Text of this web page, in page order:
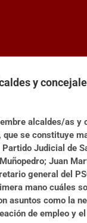
y
alcaldes/as
que se constituye
Judicial de
Juan
general del
mano cuáles
asuntos como la
de empleo y